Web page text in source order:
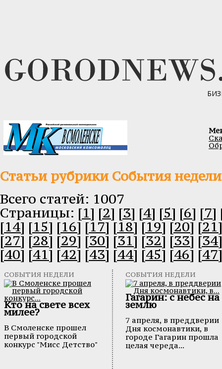
Статьи рубрики События недели
Всего статей: 1007
Cтраницы: [1] [2] [3] [4] [5] [6] [7]
[14] [15] [16] [17] [18] [19] [20] [21]
[27] [28] [29] [30] [31] [32] [33] [34]
[40] [41] [42] [43] [44] [45] [46] [47]
СОБЫТИЯ НЕДЕЛИ
Кто на свете всех
милее?
В Смоленске прошел
первый городской
конкурс "Мисс Детство"
СОБЫТИЯ НЕДЕЛИ
Гагарин: с небес на
землю
7 апреля, в преддверии
Дня космонавтики, в
городе Гагарин прошла
целая череда...